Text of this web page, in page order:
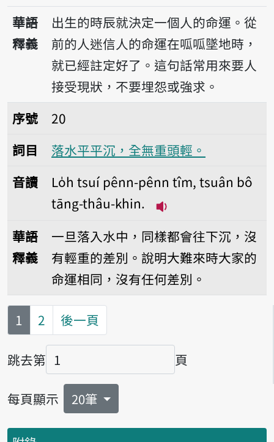
播放音讀
華語
釋義
出生的時辰就決定一個人的命運。從
前的人迷信人的命運在呱呱墜地時，
就已經註定好了。這句話常用來要人
接受現狀，不要埋怨或強求。
序號20落水平平沉，全無重頭輕。
序號
20
詞目
落水平平沉，全無重頭輕。
音讀
Lo̍h tsuí pênn-pênn tîm, tsuân bô
tāng-thâu-khin.
華語
釋義
一旦落入水中，同樣都會往下沉，沒
有輕重的差別。說明大難來時大家的
命運相同，沒有任何差別。
第
1 2 後一頁
跳去第
頁碼
頁
每頁顯示 20筆